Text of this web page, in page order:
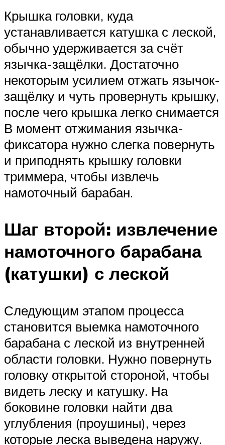
Крышка головки, куда
устанавливается катушка с леской,
обычно удерживается за счёт
язычка-защёлки. Достаточно
некоторым усилием отжать язычок-
защёлку и чуть провернуть крышку,
после чего крышка легко снимается
В момент отжимания язычка-
фиксатора нужно слегка повернуть
и приподнять крышку головки
триммера, чтобы извлечь
намоточный барабан.
Шаг второй: извлечение
намоточного барабана
(катушки) с леской
Следующим этапом процесса
становится выемка намоточного
барабана с леской из внутренней
области головки. Нужно повернуть
головку открытой стороной, чтобы
видеть леску и катушку. На
боковине головки найти два
углубления (проушины), через
которые леска выведена наружу.